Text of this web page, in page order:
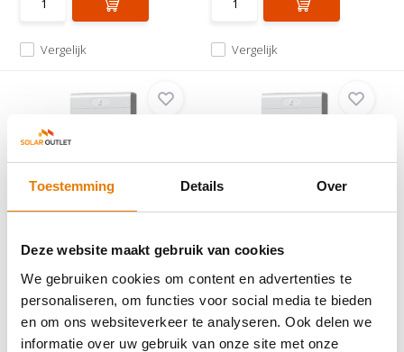
Toestemming Details Over
Deze website maakt gebruik van cookies
We gebruiken cookies om content en advertenties te
personaliseren, om functies voor social media te bieden
en om ons websiteverkeer te analyseren. Ook delen we
informatie over uw gebruik van onze site met onze
Vergelijk Vergelijk
Huawei LUNA2000 S1
Maak kennis met het LUNA2000
Op voorraad
€7.025,-
Huawei LUNA2000 S1
Maak kennis met het LUNA2000
Op voorraad
€6.429,-